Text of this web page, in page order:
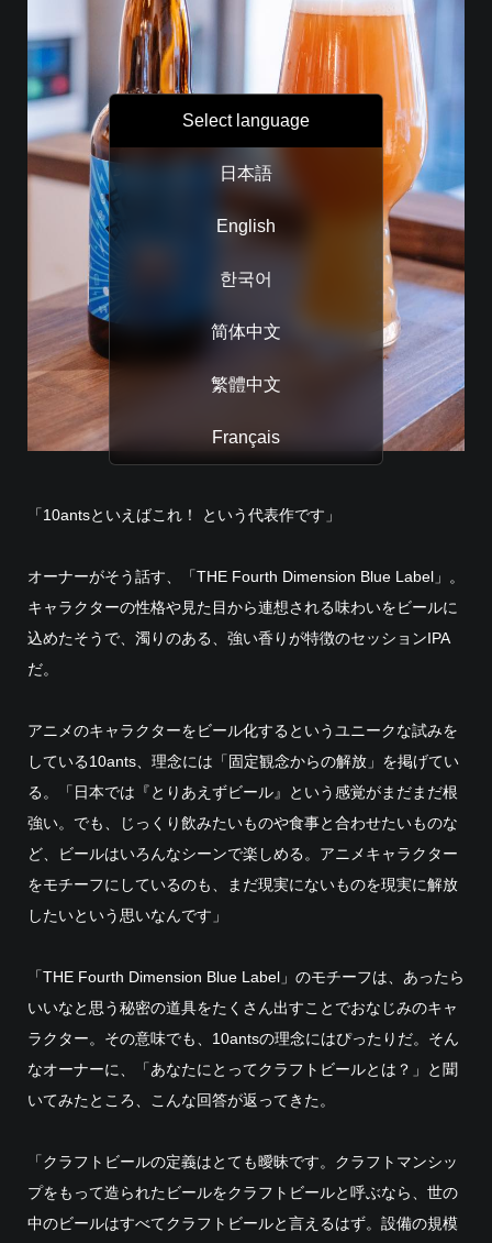
「10antsといえばこれ！ という代表作です」
オーナーがそう話す、「THE Fourth Dimension Blue Label」。
キャラクターの性格や見た目から連想される味わいをビールに
込めたそうで、濁りのある、強い香りが特徴のセッションIPA
だ。
アニメのキャラクターをビール化するというユニークな試みを
している10ants、理念には「固定観念からの解放」を掲げてい
る。「日本では『とりあえずビール』という感覚がまだまだ根
強い。でも、じっくり飲みたいものや食事と合わせたいものな
ど、ビールはいろんなシーンで楽しめる。アニメキャラクター
をモチーフにしているのも、まだ現実にないものを現実に解放
したいという思いなんです」
「THE Fourth Dimension Blue Label」のモチーフは、あったら
いいなと思う秘密の道具をたくさん出すことでおなじみのキャ
ラクター。その意味でも、10antsの理念にはぴったりだ。そん
なオーナーに、「あなたにとってクラフトビールとは？」と聞
いてみたところ、こんな回答が返ってきた。
「クラフトビールの定義はとても曖昧です。クラフトマンシッ
プをもって造られたビールをクラフトビールと呼ぶなら、世の
中のビールはすべてクラフトビールと言えるはず。設備の規模
Select language
日本語
English
한국어
简体中文
繁體中文
Français